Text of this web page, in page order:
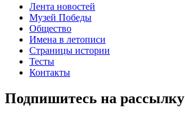
Лента новостей
Музей Победы
Общество
Имена в летописи
Страницы истории
Тесты
Контакты
Подпишитесь на рассылку